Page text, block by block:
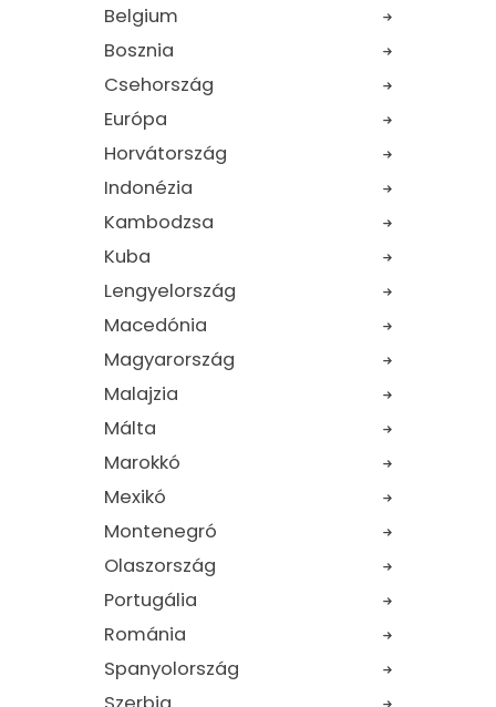
Belgium
Bosznia
Csehország
Európa
Horvátország
Indonézia
Kambodzsa
Kuba
Lengyelország
Macedónia
Magyarország
Malajzia
Málta
Marokkó
Mexikó
Montenegró
Olaszország
Portugália
Románia
Spanyolország